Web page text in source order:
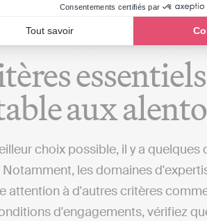
Consentements certifiés par
Tout savoir
aux
choix possible, il y a
les domaines
attention à d'autres critères
d'engagements, vérifiez